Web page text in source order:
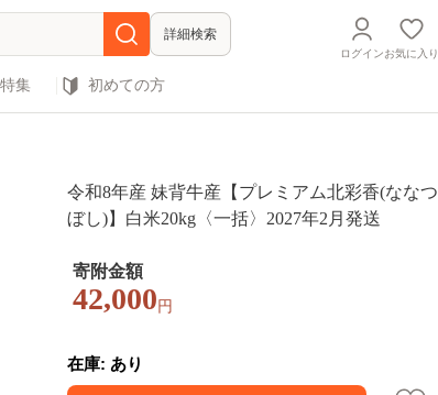
詳細検索
ログインお気に入り
特集 初めての方
令和8年産 妹背牛産【プレミアム北彩香(ななつ
ぼし)】白米20kg〈一括〉2027年2月発送
寄附金額
42,000 円
在庫: あり